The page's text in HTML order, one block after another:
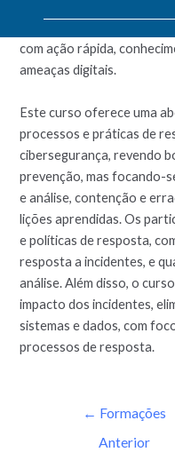
com ação rápida,
ameaças digitais.
Este curso oferece uma
processos e práticas de
cibersegurança, revendo
prevenção, mas focando-
e análise, contenção e
lições aprendidas. Os
e políticas de resposta,
resposta a incidentes, e
análise. Além disso, o
impacto dos incidentes,
sistemas e dados, com
processos de resposta.
← Formações
Anterior